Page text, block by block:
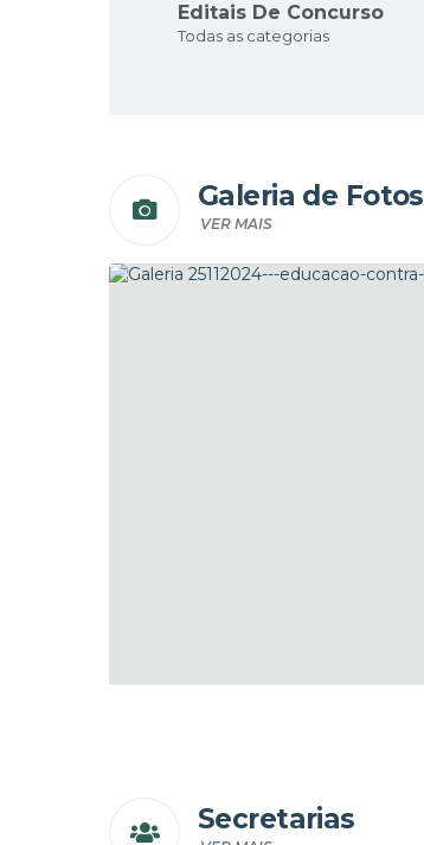
Editais De Concurso
Todas as categorias
Galeria de Fotos
VER MAIS
Secretarias